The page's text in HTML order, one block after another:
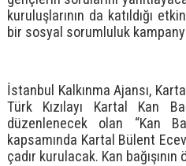
kuruluşlarının da katıldığı
bir sosyal sorumluluk
İstanbul Kalkınma Ajansı,
Türk Kızılayı Kartal Kan
düzenlenecek olan “Kan
kapsamında Kartal Bülent
çadır kurulacak. Kan